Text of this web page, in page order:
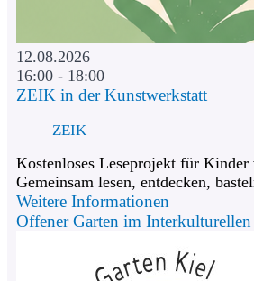
12.08.2026
16:00 - 18:00
ZEIK in der Kunstwerkstatt
ZEIK
Kostenloses Leseprojekt für Kinder
Gemeinsam lesen, entdecken,
Weitere Informationen
Offener Garten im